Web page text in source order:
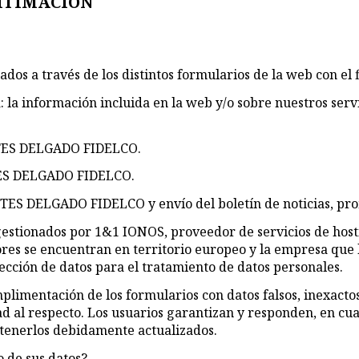
a través de los distintos formularios de la web con el
la información incluida en la web y/o sobre nuestros
DELGADO FIDELCO.
FIDELCO.
DELGADO FIDELCO y envío del boletín de noticias,
por 1&1 IONOS, proveedor de servicios de
se encuentran en territorio europeo y la empresa
de datos para el tratamiento de datos personales.
de los formularios con datos falsos,
al respecto. Los usuarios garantizan y responden, en
debidamente actualizados.